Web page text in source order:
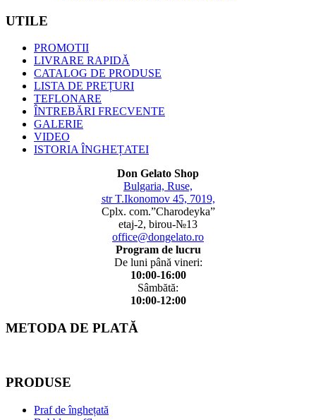
UTILE
PROMOTII
LIVRARE RAPIDĂ
CATALOG DE PRODUSE
LISTA DE PREȚURI
TEFLONARE
ÎNTREBĂRI FRECVENTE
GALERIE
VIDEO
ISTORIA ÎNGHEȚATEI
Don Gelato Shop
Bulgaria, Ruse,
str T.Ikonomov 45, 7019,
Cplx. com.”Charodeyka”
etaj-2, birou-№13
office@dongelato.ro
Program de lucru
De luni până vineri:
10:00-16:00
Sâmbătă:
10:00-12:00
METODA DE PLATĂ
PRODUSE
Praf de înghețată